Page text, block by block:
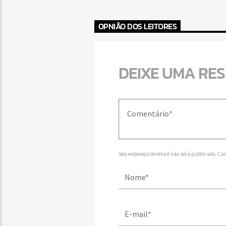
OPNIÃO DOS LEITORES
DEIXE UMA
Seu endereço de email não será publicado.